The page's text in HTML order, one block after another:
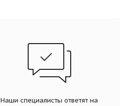
Наши специалисты ответят на